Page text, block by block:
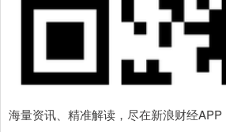
海量资讯、精准解读，尽在新浪财经APP